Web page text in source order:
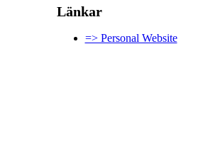
Länkar
=> Personal Website